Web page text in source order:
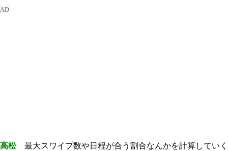
高松最大スワイプ数や日程が合う割合なんかを計算していく